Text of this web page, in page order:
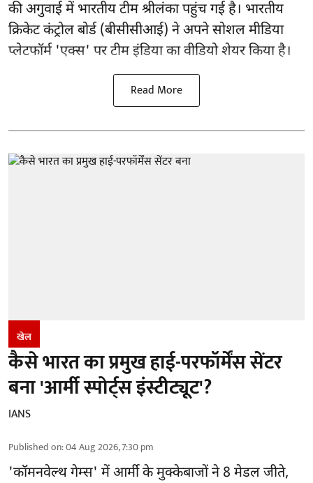
की अगुवाई में भारतीय टीम श्रीलंका पहुंच गई है। भारतीय
क्रिकेट कंट्रोल बोर्ड (बीसीसीआई) ने अपने सोशल मीडिया
प्लेटफॉर्म 'एक्स' पर टीम इंडिया का वीडियो शेयर किया है।
Read More
खेल
कैसे भारत का प्रमुख हाई-परफॉर्मेंस सेंटर
बना 'आर्मी स्पोर्ट्स इंस्टीट्यूट'?
IANS
Published on:04 Aug 2026, 7:30 pm
'कॉमनवेल्थ गेम्स' में आर्मी के मुक्केबाजों ने 8 मेडल जीते,